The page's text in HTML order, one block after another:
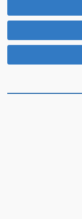
השטח שלו
ואת
של
לקוחות,